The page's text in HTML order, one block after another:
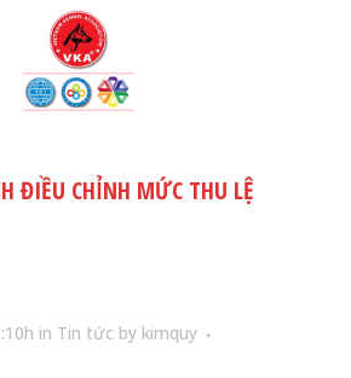
ĐIỀU CHỈNH MỨC THU LỆ
in Tin tức by kimquy